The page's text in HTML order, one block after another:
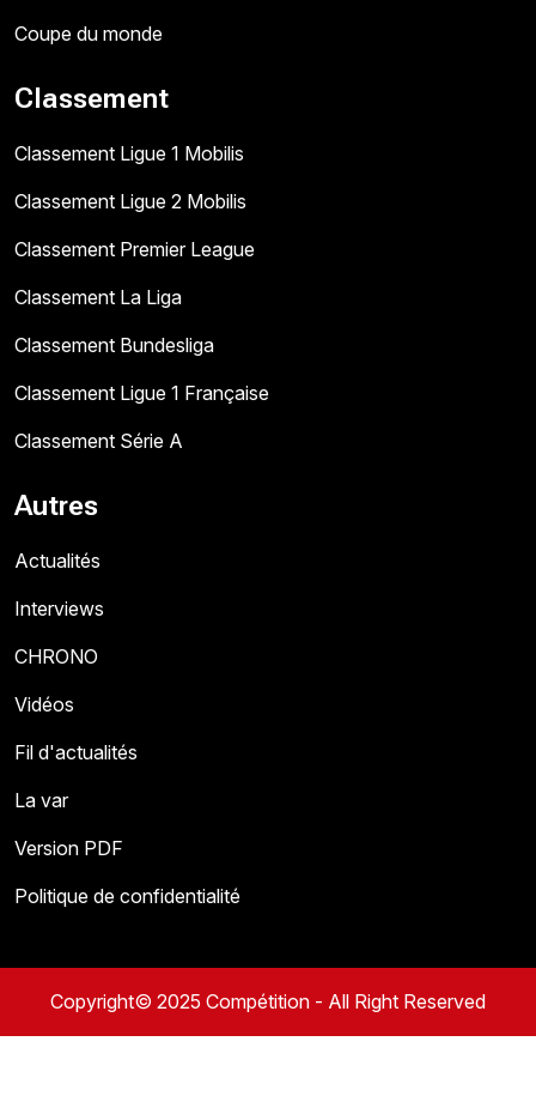
Coupe du monde
Classement
Classement Ligue 1 Mobilis
Classement Ligue 2 Mobilis
Classement Premier League
Classement La Liga
Classement Bundesliga
Classement Ligue 1 Française
Classement Série A
Autres
Actualités
Interviews
CHRONO
Vidéos
Fil d'actualités
La var
Version PDF
Politique de confidentialité
Copyright© 2025 Compétition - All Right Reserved